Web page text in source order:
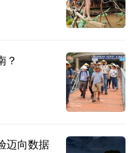
？
迈向数据